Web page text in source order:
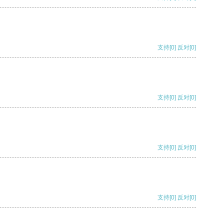
支持[0] 反对[0]
支持[0] 反对[0]
支持[0] 反对[0]
支持[0] 反对[0]